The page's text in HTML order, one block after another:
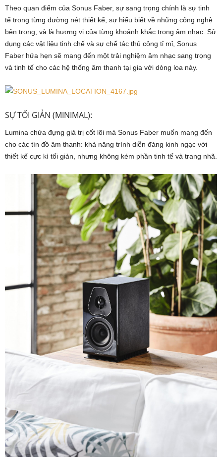
Theo quan điểm của Sonus Faber, sự sang trọng chính là sự tinh
tế trong từng đường nét thiết kế, sự hiểu biết về những công nghệ
bên trong, và là hương vị của từng khoảnh khắc trong âm nhạc. Sử
dụng các vật liệu tinh chế và sự chế tác thủ công tỉ mỉ, Sonus
Faber hứa hẹn sẽ mang đến một trải nghiệm âm nhạc sang trọng
và tinh tế cho các hệ thống âm thanh tại gia với dòng loa này.
SỰ TỐI GIẢN (MINIMAL):
Lumina chứa đựng giá trị cốt lõi mà Sonus Faber muốn mang đến
cho các tín đồ âm thanh: khả năng trình diễn đáng kinh ngạc với
thiết kế cực kì tối giản, nhưng không kém phần tinh tế và trang nhã.